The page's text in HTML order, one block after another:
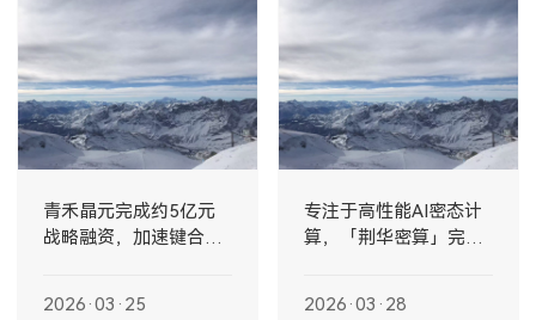
青禾晶元完成约5亿元
战略融资，加速键合集
2026·03·25
专注于高性能AI密态计
算，「荆华密算」完成
2026·03·28